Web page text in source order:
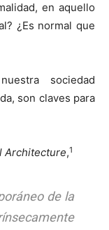
en aquello
¿Es normal que
sociedad
son claves para
Architecture,1
de la